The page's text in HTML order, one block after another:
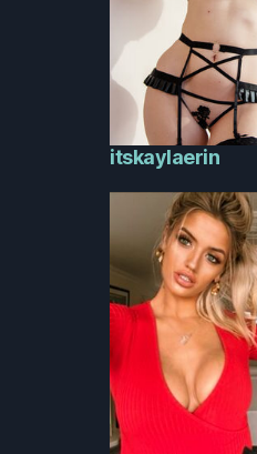
itskaylaerin